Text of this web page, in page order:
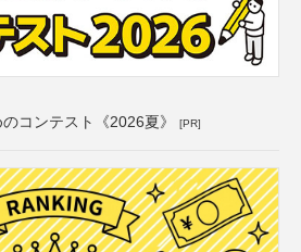
コンテスト《2026夏》 [PR]